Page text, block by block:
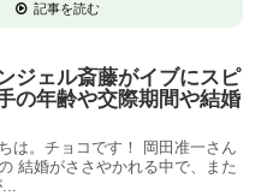
記事を読む
ジェル斎藤がイブにスピ
の年齢や交際期間や結婚
は。チョコです！ 岡田准一さん
結婚がささやかれる中で、また